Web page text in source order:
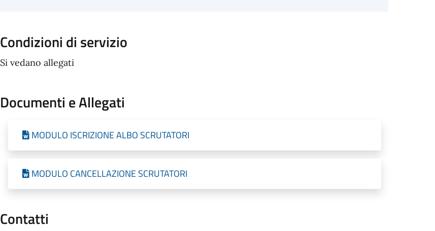
Condizioni di servizio
Si vedano allegati
Documenti e Allegati
MODULO ISCRIZIONE ALBO SCRUTATORI
MODULO CANCELLAZIONE SCRUTATORI
Contatti